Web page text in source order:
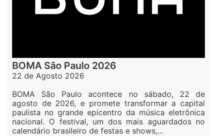
BOMA São Paulo 2026
22 de Agosto 2026
BOMA São Paulo acontece no sábado, 22 de
agosto de 2026, e promete transformar a capital
paulista no grande epicentro da música eletrônica
nacional. O festival, um dos mais aguardados no
calendário brasileiro de festas e shows,...